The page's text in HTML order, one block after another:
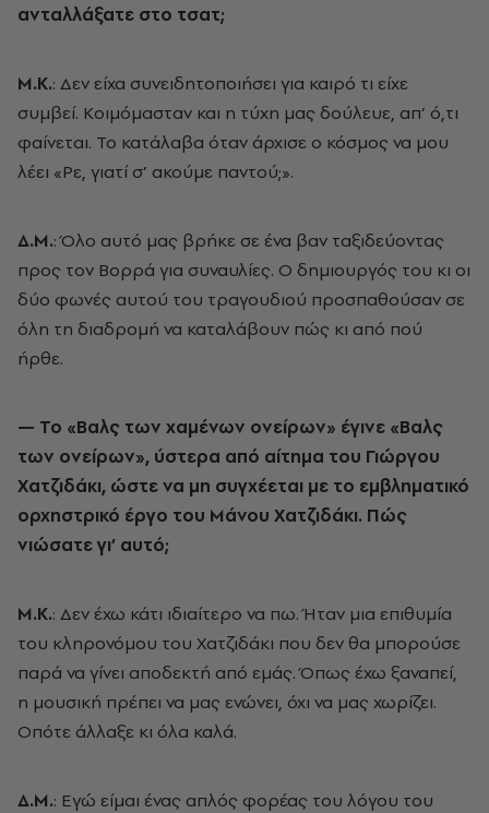
ανταλλάξατε στο τσατ;
Μ.Κ.: Δεν είχα συνειδητοποιήσει για καιρό τι είχε
συμβεί. Κοιμόμασταν και η τύχη μας δούλευε, απ’ ό,τι
φαίνεται. Το κατάλαβα όταν άρχισε ο κόσμος να μου
λέει «Ρε, γιατί σ’ ακούμε παντού;».
Δ.Μ.: Όλο αυτό μας βρήκε σε ένα βαν ταξιδεύοντας
προς τον Βορρά για συναυλίες. Ο δημιουργός του κι οι
δύο φωνές αυτού του τραγουδιού προσπαθούσαν σε
όλη τη διαδρομή να καταλάβουν πώς κι από πού
ήρθε.
— Το «Βαλς των χαμένων ονείρων» έγινε «Βαλς
των ονείρων», ύστερα από αίτημα του Γιώργου
Χατζιδάκι, ώστε να μη συγχέεται με το εμβληματικό
ορχηστρικό έργο του Μάνου Χατζιδάκι. Πώς
νιώσατε γι’ αυτό;
Μ.Κ.: Δεν έχω κάτι ιδιαίτερο να πω. Ήταν μια επιθυμία
του κληρονόμου του Χατζιδάκι που δεν θα μπορούσε
παρά να γίνει αποδεκτή από εμάς. Όπως έχω ξαναπεί,
η μουσική πρέπει να μας ενώνει, όχι να μας χωρίζει.
Οπότε άλλαξε κι όλα καλά.
Δ.Μ.: Εγώ είμαι ένας απλός φορέας του λόγου του